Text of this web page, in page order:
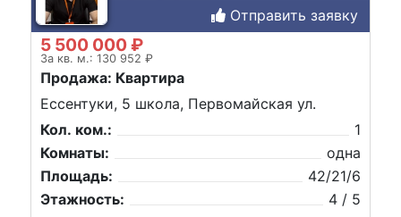
Отправить заявку
5 500 000 ₽
За кв. м.: 130 952 ₽
Продажа: Квартира
Ессентуки, 5 школа, Первомайская ул.
Кол. ком.:
1
Комнаты:
одна
Площадь:
42/21/6
Этажность:
4 / 5